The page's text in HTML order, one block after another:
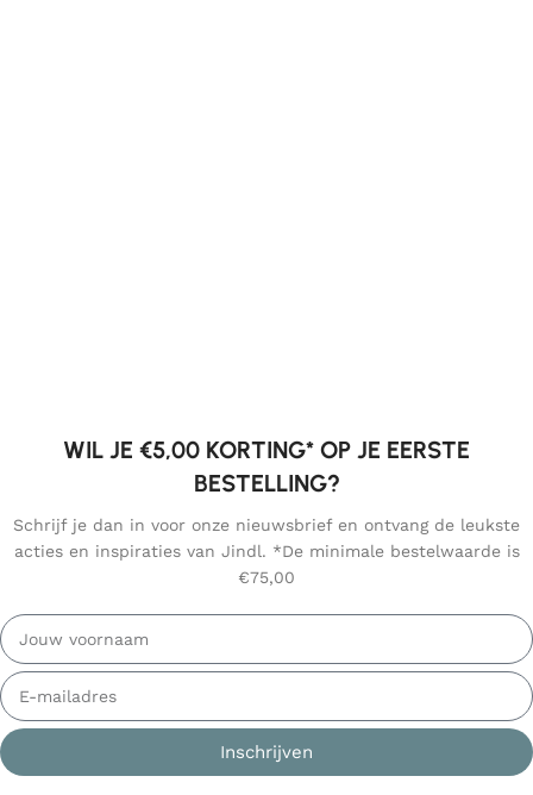
WIL JE €5,00 KORTING* OP JE EERSTE
BESTELLING?
Schrijf je dan in voor onze nieuwsbrief en ontvang de leukste
acties en inspiraties van Jindl. *De minimale bestelwaarde is
€75,00
Inschrijven